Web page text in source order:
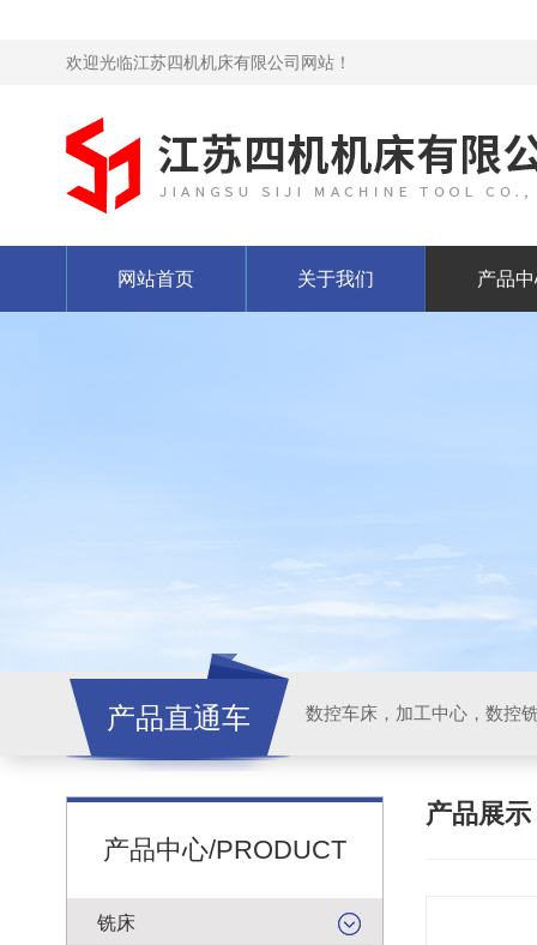
欢迎光临江苏四机机床有限公司网站！
网站首页 关于我们 产品
产品直通车
产品中心/PRODUCT
铣床
产品展示